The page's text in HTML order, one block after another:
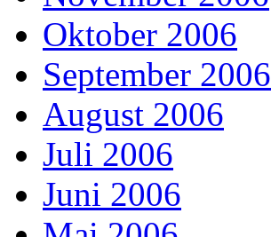
Oktober 2006
September 2006
August 2006
Juli 2006
Juni 2006